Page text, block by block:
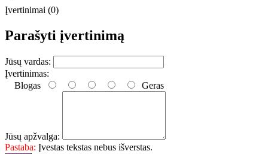
Įvertinimai (0)
Parašyti įvertinimą
Jūsų vardas:
Įvertinimas:
Blogas
Geras
Jūsų apžvalga:
Pastaba: Įvestas tekstas nebus išverstas.